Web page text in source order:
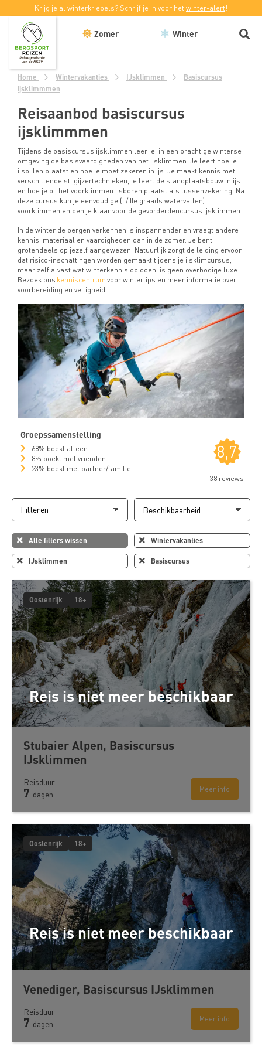
Krijg je al winterkriebels? Schrijf je in voor het winter-alert!
Zomer Winter
Home Wintervakanties IJsklimmen
Basiscursus
ijsklimmmen
Reisaanbod basiscursus
ijsklimmmen
Tijdens de basiscursus ijsklimmen leer je, in een prachtige winterse
omgeving de basisvaardigheden van het ijsklimmen. Je leert hoe je
ijsbijlen plaatst en hoe je moet zekeren in ijs. Je maakt kennis met
verschillende stijgijzertechnieken, je leert de standplaatsbouw in ijs
en hoe je bij het voorklimmen ijsboren plaatst als tussenzekering. Na
deze cursus kun je eenvoudige (II/IIIe graads watervallen)
voorklimmen en ben je klaar voor de gevorderdencursus ijsklimmen.
In de winter de bergen verkennen is inspannender en vraagt andere
kennis, materiaal en vaardigheden dan in de zomer. Je bent
grotendeels op jezelf aangewezen. Natuurlijk zorgt de leiding ervoor
dat risico-inschattingen worden gemaakt tijdens je ijsklimcursus,
maar zelf alvast wat winterkennis op doen, is geen overbodige luxe.
Bezoek ons kenniscentrum voor wintertips en meer informatie over
voorbereiding en veiligheid.
Groepssamenstelling
68% boekt alleen
8% boekt met vrienden
23% boekt met partner/familie
8,7
38 reviews
Filteren
Alle filters wissen Wintervakanties
IJsklimmen Basiscursus
Reis is niet meer beschikbaar
Oostenrijk 18+
Stubaier Alpen, Basiscursus
IJsklimmen
Meer info
Reisduur
7 dagen
Reis is niet meer beschikbaar
Oostenrijk 18+
Venediger, Basiscursus IJsklimmen
Meer info
Reisduur
7 dagen